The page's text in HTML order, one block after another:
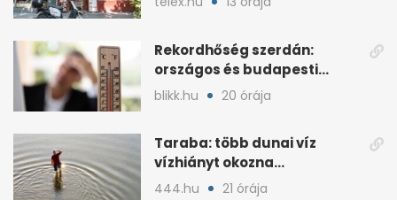
Rekordhőség szerdán:
országos és budapesti
melegcsúcsok dőltek meg
blikk.hu 20 órája
Taraba: több dunai víz
vízhiányt okozna
Szlovákiában
444.hu 21 órája